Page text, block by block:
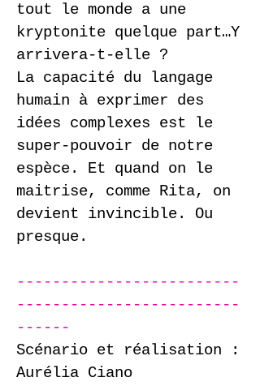
tout le monde a une
kryptonite quelque part…Y
arrivera-t-elle ?
La capacité du langage
humain à exprimer des
idées complexes est le
super-pouvoir de notre
espèce. Et quand on le
maitrise, comme Rita, on
devient invincible. Ou
presque.
​-------------------------
-------------------------
------
Scénario et réalisation :
Aurélia Ciano